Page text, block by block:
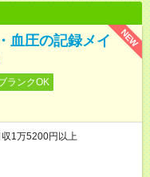
NEW
圧の記録メイ
ランクOK
1万5200円以上